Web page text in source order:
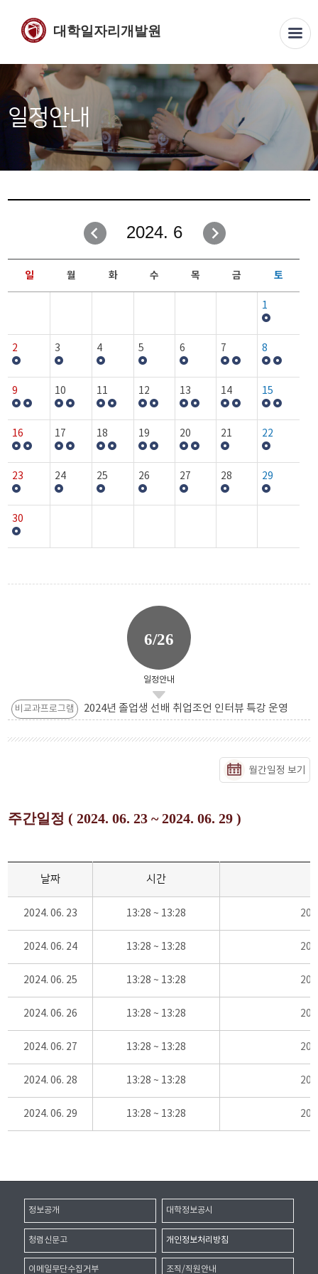
대학일자리개발원
일정안내
2024. 6
일 월 화 수 목 금 토
1
2 3 4 5 6 7 8
9 10 11 12 13 14 15
16 17 18 19 20 21 22
23 24 25 26 27 28 29
30
6/26
일정안내
비교과프로그램 2024년 졸업생 선배 취업조언 인터뷰 특강 운영
월간일정 보기
주간일정 ( 2024. 06. 23 ~ 2024. 06. 29 )
날짜 시간
2024. 06. 23 13:28 ~ 13:28
2024. 06. 24 13:28 ~ 13:28
2024. 06. 25 13:28 ~ 13:28
2024. 06. 26 13:28 ~ 13:28
2024. 06. 27 13:28 ~ 13:28
2024. 06. 28 13:28 ~ 13:28
2024. 06. 29 13:28 ~ 13:28
정보공개 대학정보공시
청렴신문고 개인정보처리방침
이메일무단수집거부 조직/직원안내